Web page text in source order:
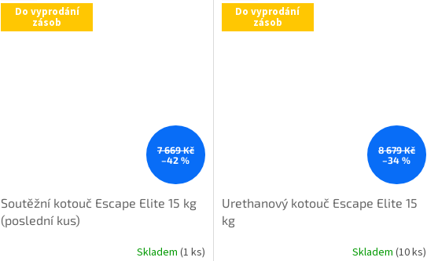
Do vyprodání
zásob
7 669 Kč
–42 %
Soutěžní kotouč Escape Elite 15 kg
(poslední kus)
Skladem (1 ks)
Do vyprodání
zásob
8 679 Kč
–34 %
Urethanový kotouč Escape Elite 15
kg
Skladem (10 ks)